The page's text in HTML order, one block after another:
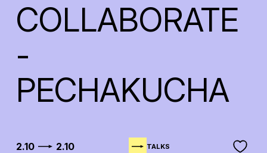
COLLABORATE
-
PECHAKUCHA
2.10 2.10 TALKS